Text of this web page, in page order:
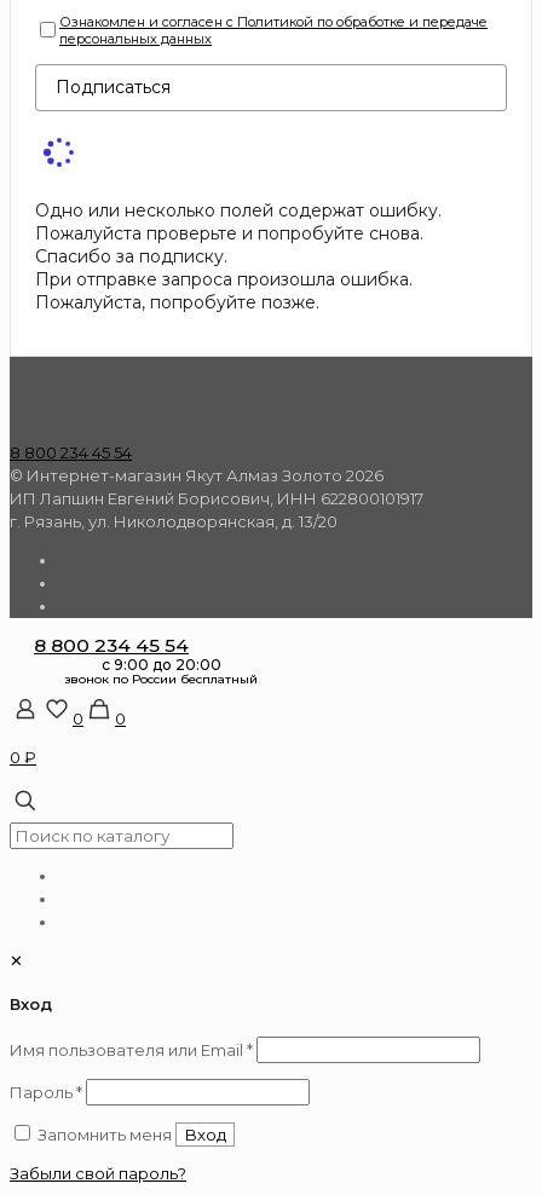
Ознакомлен и согласен с Политикой по обработке и передаче
персональных данных
Подписаться
Одно или несколько полей содержат ошибку.
Пожалуйста проверьте и попробуйте снова.
Спасибо за подписку.
При отправке запроса произошла ошибка.
Пожалуйста, попробуйте позже.
8 800 234 45 54
© Интернет-магазин Якут Алмаз Золото 2026
ИП Лапшин Евгений Борисович, ИНН 622800101917
г. Рязань, ул. Николодворянская, д. 13/20
8 800 234 45 54
0
0
0 ₽
✕
Вход
Имя пользователя или Email *Обязательно
Пароль*Обязательно
Запомнить меня
Вход
Забыли свой пароль?